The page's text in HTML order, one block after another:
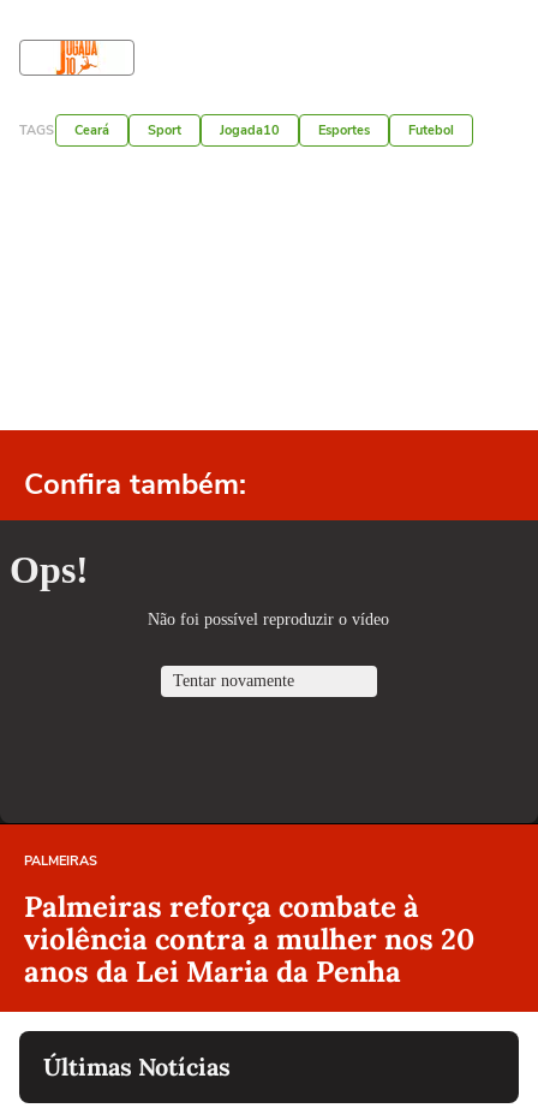
TAGS Ceará Sport Jogada10 Esportes Futebol
Confira também:
PALMEIRAS
Palmeiras reforça combate à
violência contra a mulher nos 20
anos da Lei Maria da Penha
Últimas Notícias